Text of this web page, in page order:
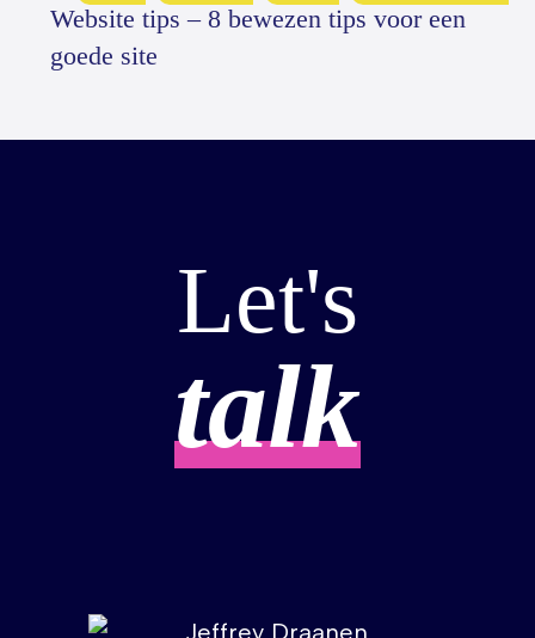
Website tips – 8 bewezen tips voor een
goede site
Let's
talk